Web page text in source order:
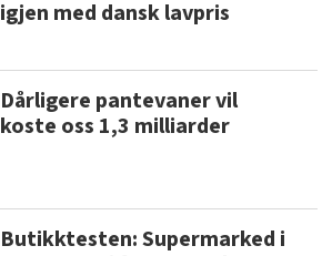
igjen med dansk lavpris
Dårligere pantevaner vil
koste oss 1,3 milliarder
Butikktesten: Supermarked i